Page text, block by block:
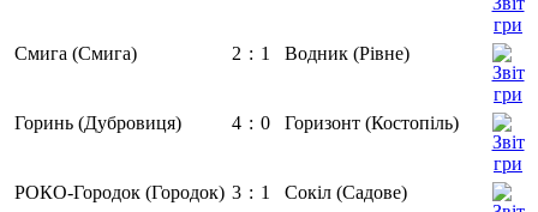
Смига (Смига) 2 : 1 Водник (Рівне)
Горинь (Дубровиця) 4 : 0 Горизонт (Костопіль)
РОКО-Городок (Городок) 3 : 1 Сокіл (Садове)